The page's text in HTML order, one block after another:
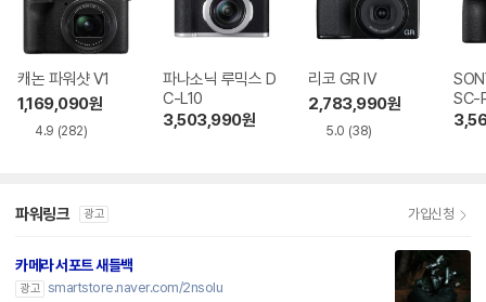
캐논 파워샷 V1
1,169,090원
4.9 (282)
파나소닉 루믹스 D
C-L10
3,503,990원
리코 GR IV
2,783,990원
5.0 (38)
SC-
파워링크 광고 가입신청
카메라 서포트 새들백
광고 smartstore.naver.com/2nsolu